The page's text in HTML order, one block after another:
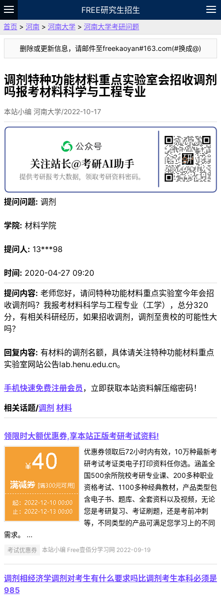
FREE研究生招生
题库
故事 专题 APP 笔记
VIP
资料
首页 > 河南 > 河南大学 > 河南大学考研问题
删除或更新信息，请邮件至freekaoyan#163.com(#换成@)
调剂特种功能材料重点实验室会招收调剂
吗报考材料科学与工程专业
本站小编 河南大学/2022-10-17
提问问题: 调剂
学院: 材料学院
提问人: 13***98
时间: 2020-04-27 09:20
提问内容: 老师您好，请问特种功能材料重点实验室今年会招
收调剂吗？我报考材料科学与工程专业（工学），总分320
分，有相关科研经历，如果招收调剂，调剂至贵校的可能性大
吗？
回复内容: 有材料的调剂名额，具体请关注特种功能材料重点
实验室网站公告lab.henu.edu.cn。
手机快速免费注册会员 ，立即获取本站资料解压缩密码！
相关话题/调剂 材料
领限时大额优惠券,享本站正版考研考试资料!
优惠券领取后72小时内有效，10万种最新考
研考试考证类电子打印资料任你选。涵盖全
国500余所院校考研专业课、200多种职业
资格考试、1100多种经典教材，产品类型包
含电子书、题库、全套资料以及视频，无论
您是考研复习、考证刷题，还是考前冲刺
等，不同类型的产品可满足您学习上的不同
需求。 ...
考试优惠券 本站小编 Free壹佰分学习网 2022-09-19
调剂相经济学调剂对考生有什么要求吗比调剂考生本科必须是
985